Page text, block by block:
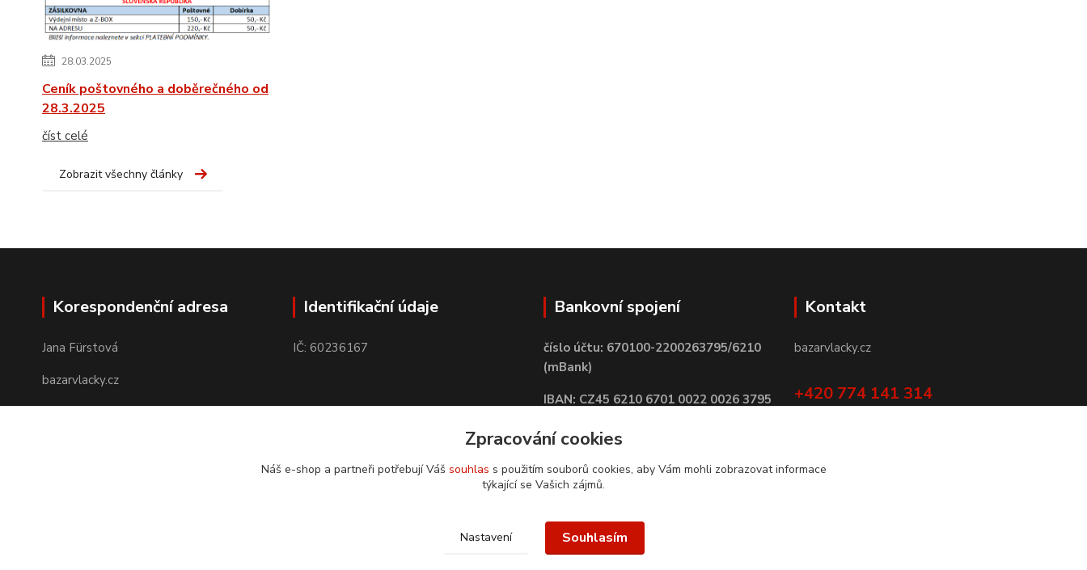
28.03.2025
Ceník poštovného a doběrečného od
28.3.2025
číst celé
Zobrazit všechny články
Korespondenční adresa
Jana Fürstová
bazarvlacky.cz
Identifikační údaje
IČ: 60236167
Bankovní spojení
číslo účtu: 670100-2200263795/6210
(mBank)
IBAN: CZ45 6210 6701 0022 0026 3795
BIC: BREXCZPPXXX
Kontakt
bazarvlacky.cz
+420 774 141 314
Zpracování cookies
Náš e-shop a partneři potřebují Váš souhlas s použitím souborů cookies, aby Vám mohli zobrazovat informace
týkající se Vašich zájmů.
Nastavení Souhlasím